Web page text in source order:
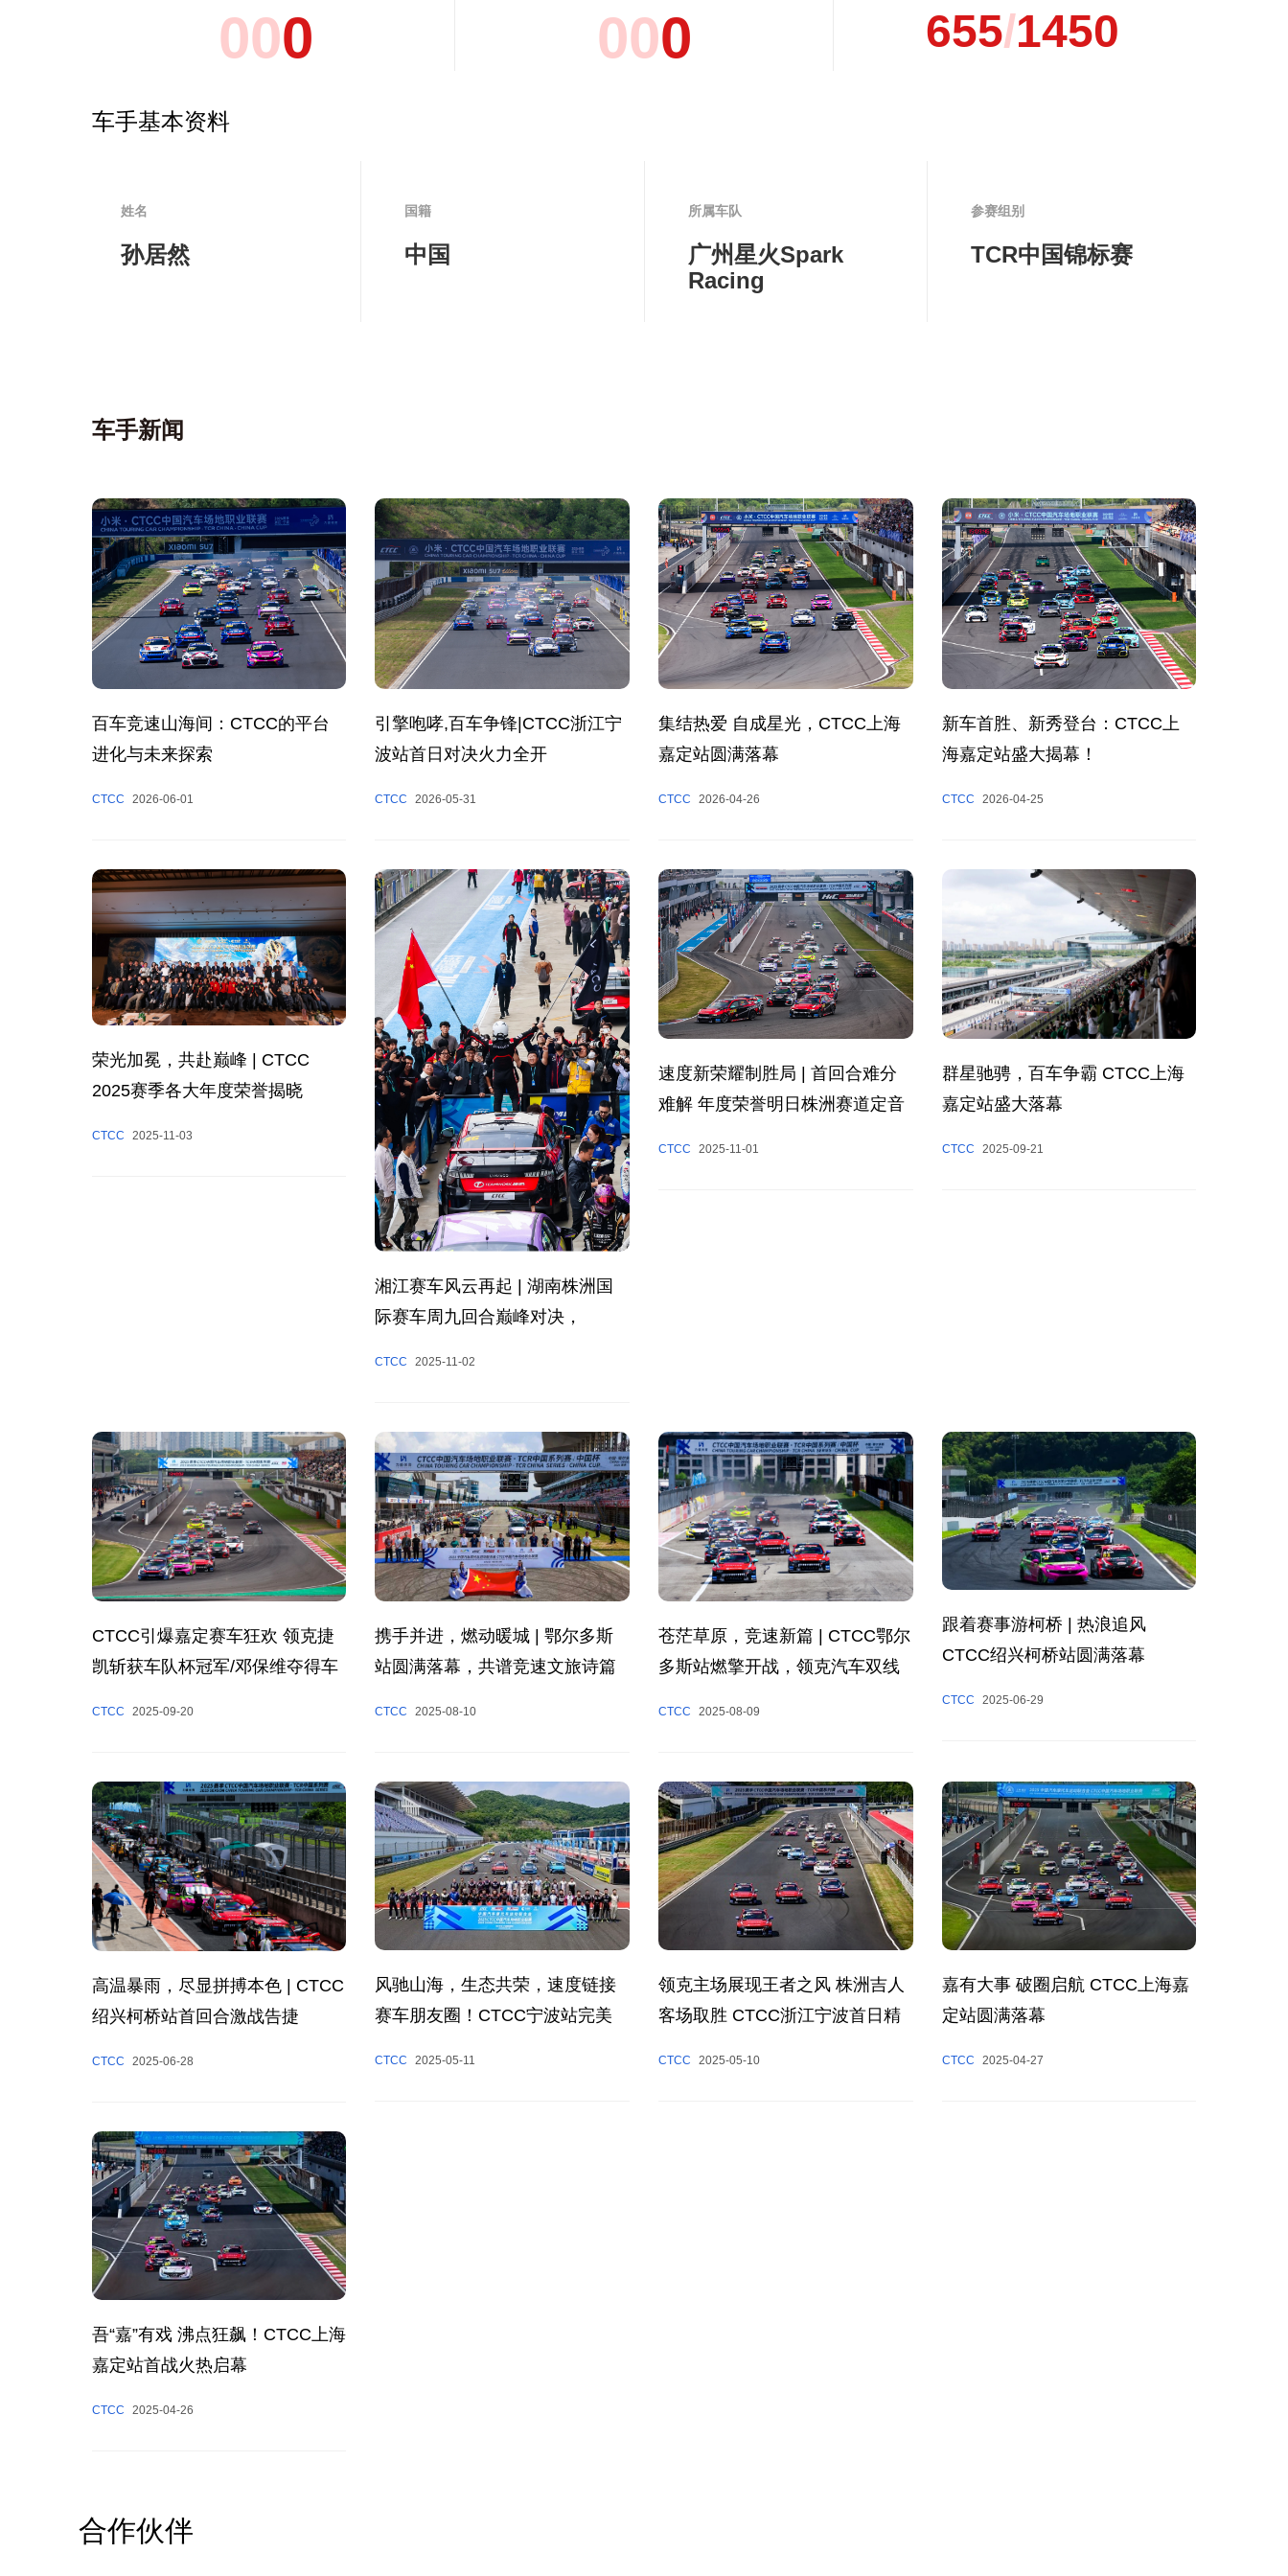
000 000 655/1450
车手基本资料
姓名
孙居然
国籍
中国
所属车队
广州星火Spark
Racing
参赛组别
TCR中国锦标赛
车手新闻
百车竞速山海间：CTCC的平台
进化与未来探索
CTCC 2026-06-01
引擎咆哮,百车争锋|CTCC浙江宁
波站首日对决火力全开
CTCC 2026-05-31
集结热爱 自成星光，CTCC上海
嘉定站圆满落幕
CTCC 2026-04-26
新车首胜、新秀登台：CTCC上
海嘉定站盛大揭幕！
CTCC 2026-04-25
荣光加冕，共赴巅峰 | CTCC
2025赛季各大年度荣誉揭晓
CTCC 2025-11-03
湘江赛车风云再起 | 湖南株洲国
际赛车周九回合巅峰对决，
CTCC 2025-11-02
速度新荣耀制胜局 | 首回合难分
难解 年度荣誉明日株洲赛道定音
CTCC 2025-11-01
群星驰骋，百车争霸 CTCC上海
嘉定站盛大落幕
CTCC 2025-09-21
CTCC引爆嘉定赛车狂欢 领克捷
凯斩获车队杯冠军/邓保维夺得车
CTCC 2025-09-20
携手并进，燃动暖城 | 鄂尔多斯
站圆满落幕，共谱竞速文旅诗篇
CTCC 2025-08-10
苍茫草原，竞速新篇 | CTCC鄂尔
多斯站燃擎开战，领克汽车双线
CTCC 2025-08-09
跟着赛事游柯桥 | 热浪追风
CTCC绍兴柯桥站圆满落幕
CTCC 2025-06-29
高温暴雨，尽显拼搏本色 | CTCC
绍兴柯桥站首回合激战告捷
CTCC 2025-06-28
风驰山海，生态共荣，速度链接
赛车朋友圈！CTCC宁波站完美
CTCC 2025-05-11
领克主场展现王者之风 株洲吉人
客场取胜 CTCC浙江宁波首日精
CTCC 2025-05-10
嘉有大事 破圈启航 CTCC上海嘉
定站圆满落幕
CTCC 2025-04-27
吾“嘉”有戏 沸点狂飙！CTCC上海
嘉定站首战火热启幕
CTCC 2025-04-26
合作伙伴